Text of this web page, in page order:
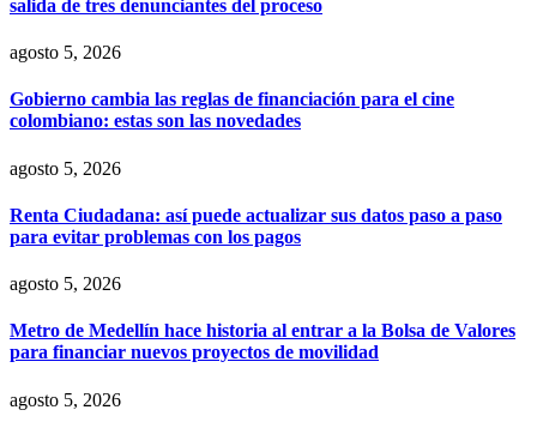
salida de tres denunciantes del proceso
agosto 5, 2026
Gobierno cambia las reglas de financiación para el cine
colombiano: estas son las novedades
agosto 5, 2026
Renta Ciudadana: así puede actualizar sus datos paso a paso
para evitar problemas con los pagos
agosto 5, 2026
Metro de Medellín hace historia al entrar a la Bolsa de Valores
para financiar nuevos proyectos de movilidad
agosto 5, 2026